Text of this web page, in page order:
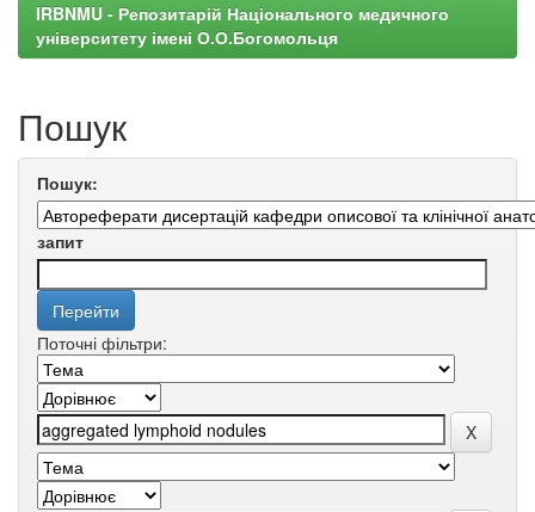
IRBNMU - Репозитарій Національного медичного
університету імені О.О.Богомольця
Пошук
Пошук:
запит
Поточні фільтри: